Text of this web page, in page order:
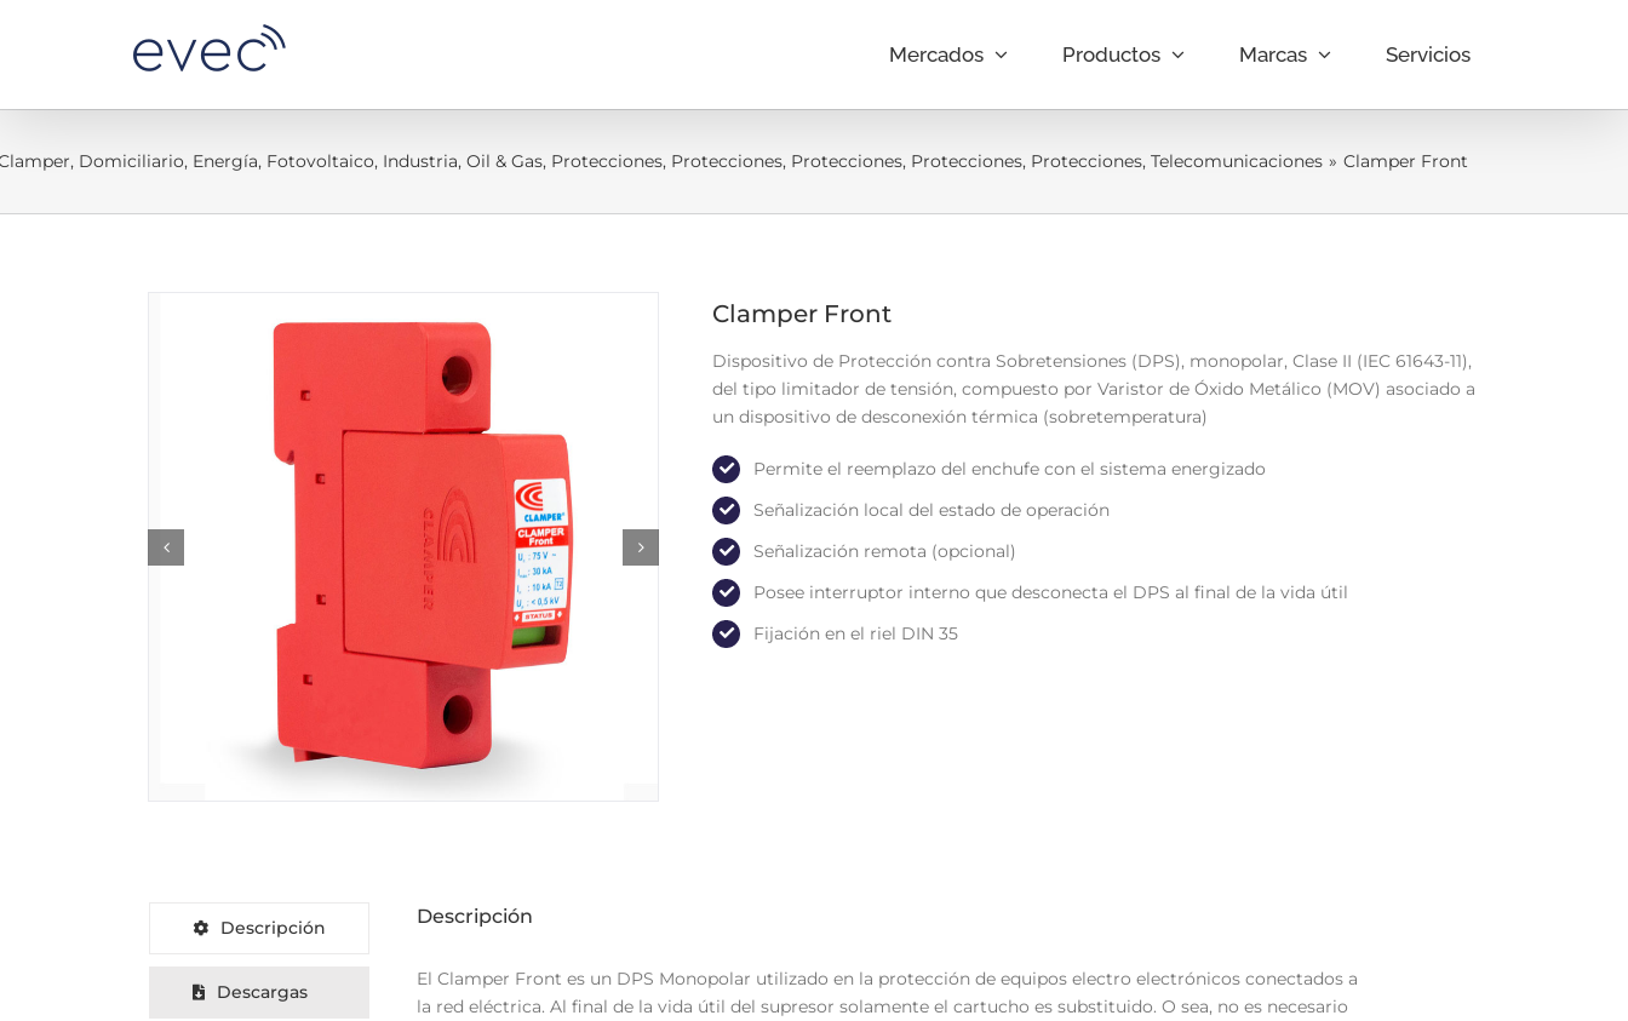
Mercados Productos Marcas Servicios
, Domiciliario, Energía, Fotovoltaico, Industria, Oil & Gas, Protecciones, Protecciones, Protecciones, Protecciones, Protecciones, Telecomunicaciones » Clamper Front
Clamper Front
Dispositivo de Protección contra Sobretensiones (DPS), monopolar, Clase II (IEC 61643-11),
del tipo limitador de tensión, compuesto por Varistor de Óxido Metálico (MOV) asociado a
un dispositivo de desconexión térmica (sobretemperatura)
Permite el reemplazo del enchufe con el sistema energizado
Señalización local del estado de operación
Señalización remota (opcional)
Posee interruptor interno que desconecta el DPS al final de la vida útil
Fijación en el riel DIN 35
Descripción
Descargas
Descripción
El Clamper Front es un DPS Monopolar utilizado en la protección de equipos electro electrónicos conectados a
la red eléctrica. Al final de la vida útil del supresor solamente el cartucho es substituido. O sea, no es necesario